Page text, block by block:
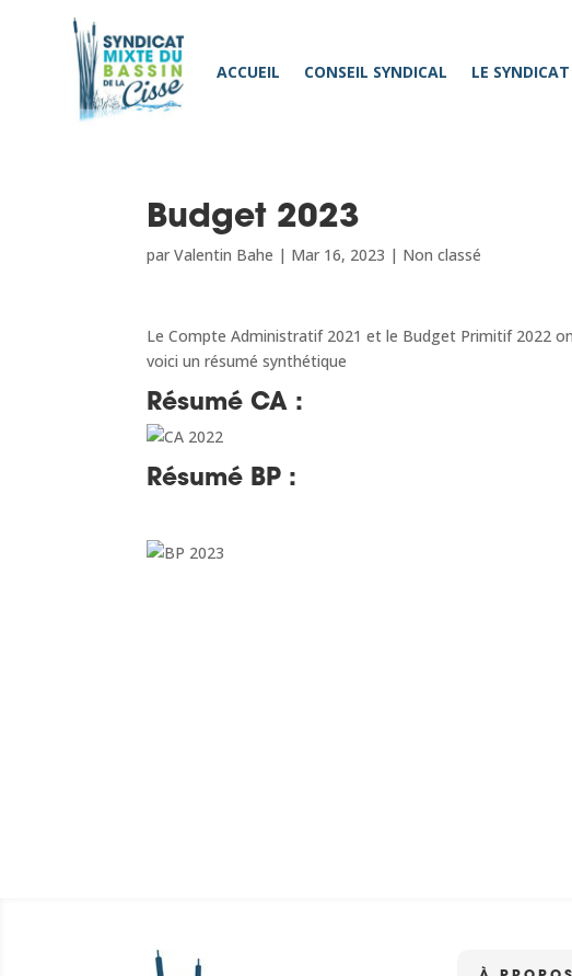
ACCUEIL CONSEIL SYNDICAL LE SYNDICAT
Budget 2023
parValentin Bahe | Mar 16, 2023 | Non classé
Le Compte Administratif 2021 et le Budget Primitif 2022
voici un résumé synthétique
Résumé CA :
Résumé BP :